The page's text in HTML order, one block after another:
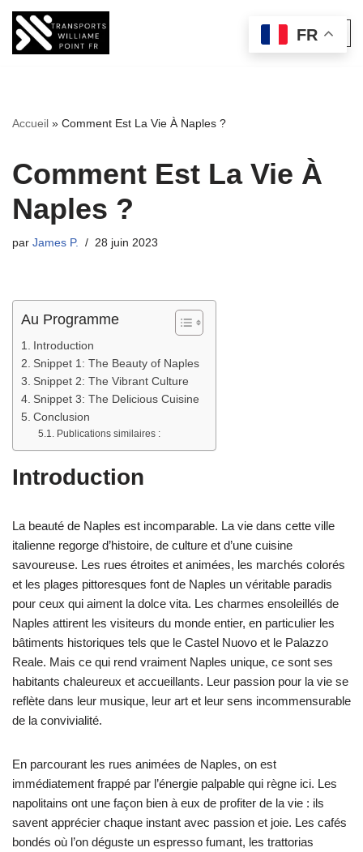
Aller
Accueil » Comment Est La Vie À Naples ?
Comment Est La Vie À
Naples ?
par James P. 28 juin 2023
Au Programme
Introduction
Snippet 1: The Beauty of Naples
Snippet 2: The Vibrant Culture
Snippet 3: The Delicious Cuisine
Conclusion
Publications similaires :
Introduction
La beauté de Naples est incomparable. La vie dans cette ville
italienne regorge d’histoire, de culture et d’une cuisine
savoureuse. Les rues étroites et animées, les marchés colorés
et les plages pittoresques font de Naples un véritable paradis
pour ceux qui aiment la dolce vita. Les charmes ensoleillés de
Naples attirent les visiteurs du monde entier, en particulier les
bâtiments historiques tels que le Castel Nuovo et le Palazzo
Reale. Mais ce qui rend vraiment Naples unique, ce sont ses
habitants chaleureux et accueillants. Leur passion pour la vie se
reflète dans leur musique, leur art et leur sens incommensurable
de la convivialité.
En parcourant les rues animées de Naples, on est
immédiatement frappé par l’énergie palpable qui règne ici. Les
napolitains ont une façon bien à eux de profiter de la vie : ils
savent apprécier chaque instant avec passion et joie. Les cafés
bondés où l’on déguste un espresso fumant, les trattorias
FR